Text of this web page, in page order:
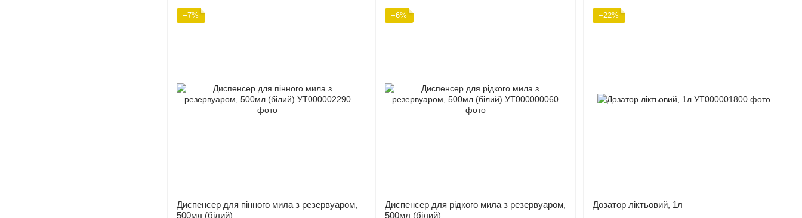
−7%
Диспенсер для пінного мила з резервуаром,
500мл (білий)
−6%
Диспенсер для рідкого мила з резервуаром,
500мл (білий)
−22%
Дозатор ліктьовий, 1л